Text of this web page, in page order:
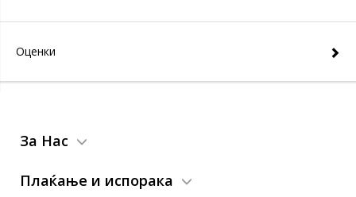
Оценки
За Нас
Плаќање и испорака